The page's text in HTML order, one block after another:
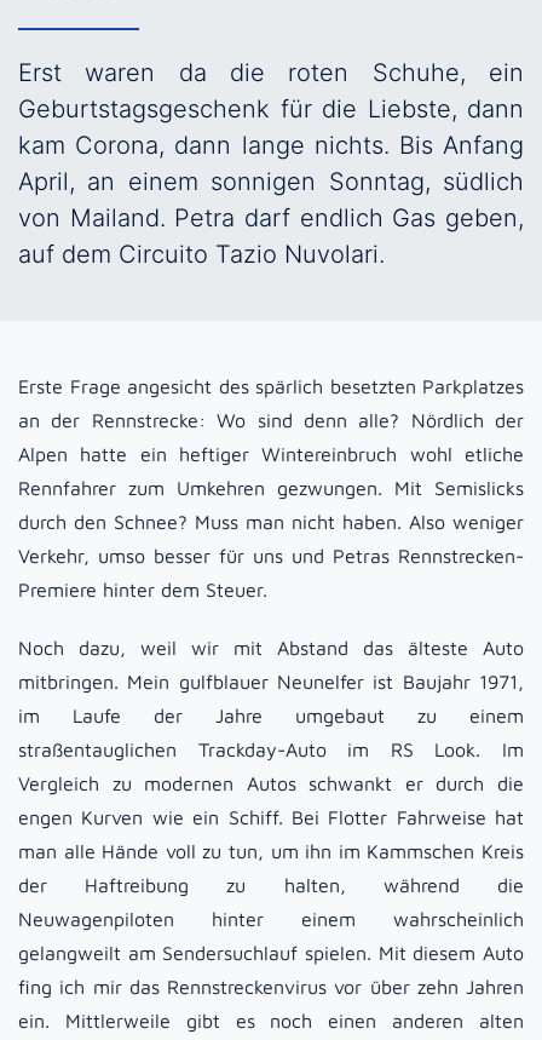
Erst waren da die roten Schuhe, ein
Geburtstagsgeschenk für die Liebste, dann
kam Corona, dann lange nichts. Bis Anfang
April, an einem sonnigen Sonntag, südlich
von Mailand. Petra darf endlich Gas geben,
auf dem Circuito Tazio Nuvolari.
Erste Frage angesicht des spärlich besetzten Parkplatzes
an der Rennstrecke: Wo sind denn alle? Nördlich der
Alpen hatte ein heftiger Wintereinbruch wohl etliche
Rennfahrer zum Umkehren gezwungen. Mit Semislicks
durch den Schnee? Muss man nicht haben. Also weniger
Verkehr, umso besser für uns und Petras Rennstrecken-
Premiere hinter dem Steuer.
Noch dazu, weil wir mit Abstand das älteste Auto
mitbringen. Mein gulfblauer Neunelfer ist Baujahr 1971,
im Laufe der Jahre umgebaut zu einem
straßentauglichen Trackday-Auto im RS Look. Im
Vergleich zu modernen Autos schwankt er durch die
engen Kurven wie ein Schiff. Bei Flotter Fahrweise hat
man alle Hände voll zu tun, um ihn im Kammschen Kreis
der Haftreibung zu halten, während die
Neuwagenpiloten hinter einem wahrscheinlich
gelangweilt am Sendersuchlauf spielen. Mit diesem Auto
fing ich mir das Rennstreckenvirus vor über zehn Jahren
ein. Mittlerweile gibt es noch einen anderen alten